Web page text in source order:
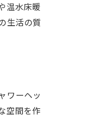
温水床暖
生活の質
ワーヘッ
空間を作